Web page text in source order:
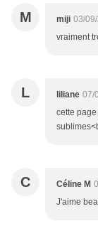
M miji 03/
vraiment
L liliane 07/
cette
C Céline M
J'aime